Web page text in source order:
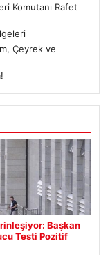
Komutanı Rafet
Çeyrek ve
Başkan
Testi Pozitif